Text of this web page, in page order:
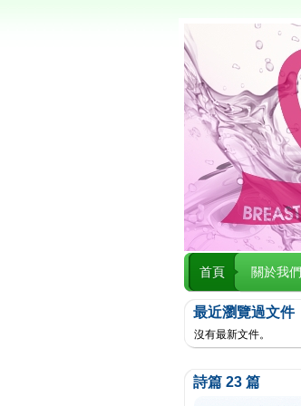
首頁 關於我們
最近瀏覽過文件
沒有最新文件。
詩篇 23 篇